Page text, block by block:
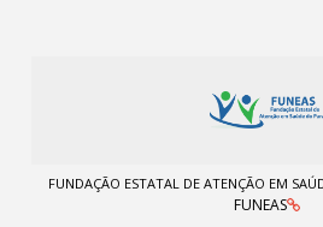
FUNDAÇÃO ESTATAL DE ATENÇÃO EM
FUNEAS